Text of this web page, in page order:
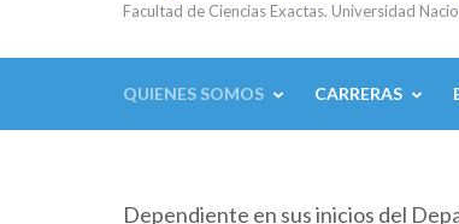
Facultad de Ciencias Exactas. Universidad
QUIENES SOMOS CARRERAS
Dependiente en sus inicios del